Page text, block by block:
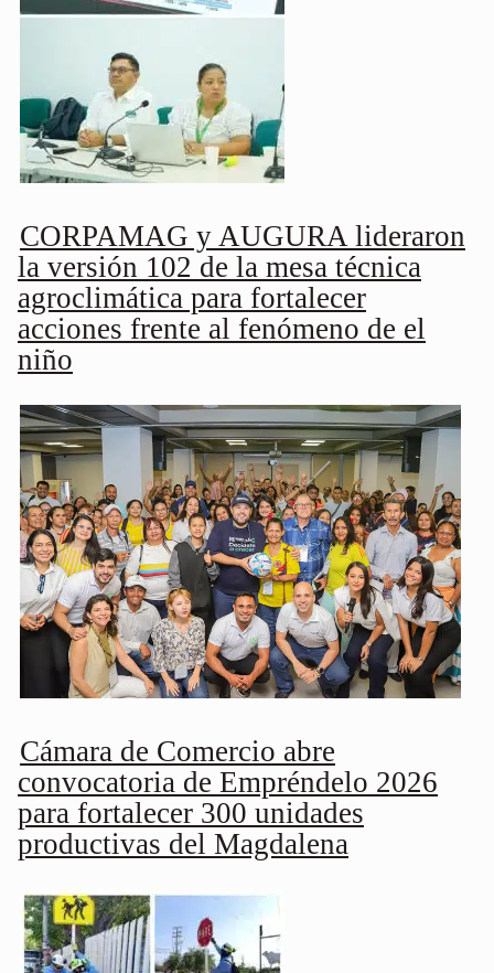
CORPAMAG y AUGURA lideraron
la versión 102 de la mesa técnica
agroclimática para fortalecer
acciones frente al fenómeno de el
niño
Cámara de Comercio abre
convocatoria de Empréndelo 2026
para fortalecer 300 unidades
productivas del Magdalena